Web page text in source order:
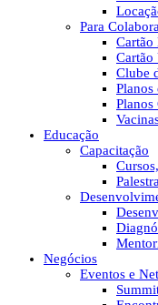
Para
Cartão
Cartão
Clube
Planos
Educação
Capacitação
Negócios
Eventos e